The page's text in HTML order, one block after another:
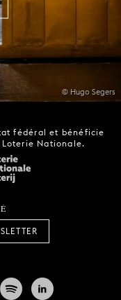
© Hugo Segers
fédéral et bénéficie
Nationale.